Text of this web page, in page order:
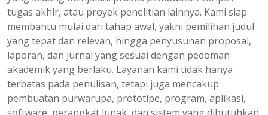
tugas akhir, atau proyek penelitian lainnya. Kami siap
membantu mulai dari tahap awal, yakni pemilihan judul
yang tepat dan relevan, hingga penyusunan proposal,
laporan, dan jurnal yang sesuai dengan pedoman
akademik yang berlaku. Layanan kami tidak hanya
terbatas pada penulisan, tetapi juga mencakup
pembuatan purwarupa, prototipe, program, aplikasi,